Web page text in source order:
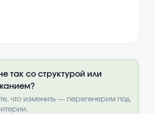
оплаты
так со структурой или
что изменить — перегенерим под